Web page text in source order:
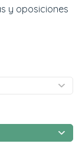
y oposiciones